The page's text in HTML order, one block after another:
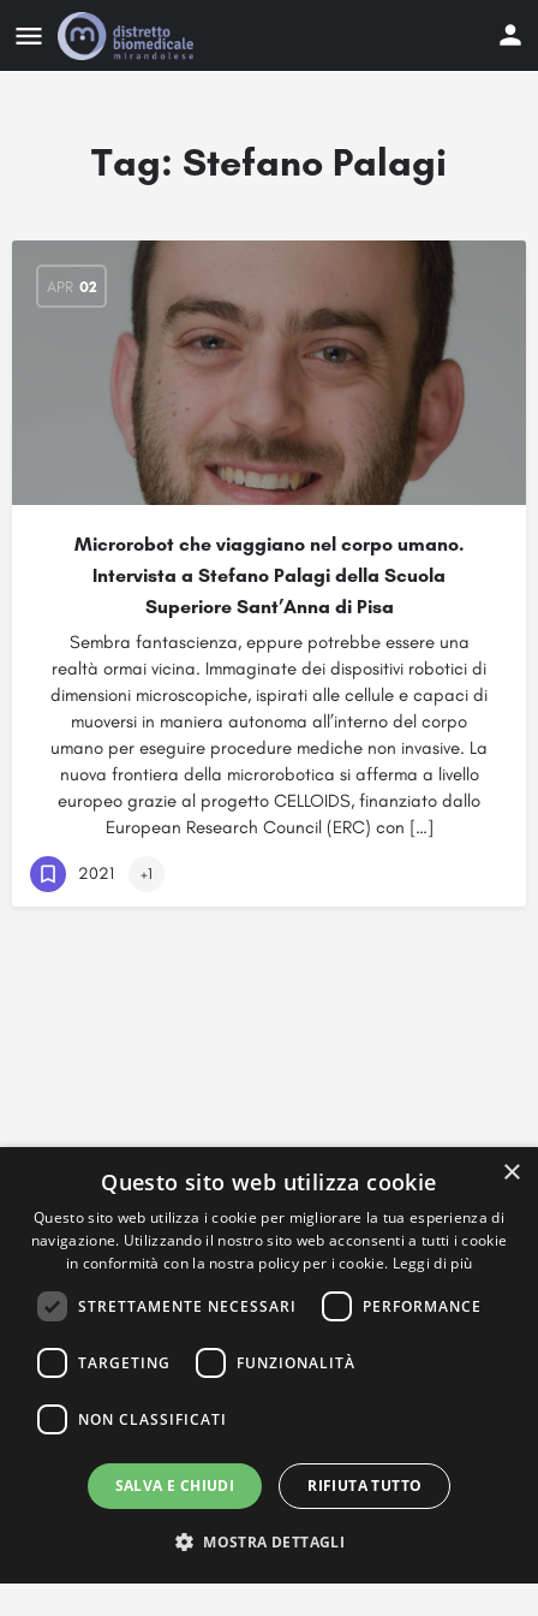
Tag: Stefano Palagi
APR 02
Microrobot che viaggiano nel corpo umano.
Intervista a Stefano Palagi della Scuola
Superiore Sant’Anna di Pisa
Sembra fantascienza, eppure potrebbe essere una
realtà ormai vicina. Immaginate dei dispositivi robotici di
dimensioni microscopiche, ispirati alle cellule e capaci di
muoversi in maniera autonoma all’interno del corpo
umano per eseguire procedure mediche non invasive. La
nuova frontiera della microrobotica si afferma a livello
europeo grazie al progetto CELLOIDS, finanziato dallo
European Research Council (ERC) con […]
2021 +1
×
Questo sito web utilizza cookie
Questo sito web utilizza i cookie per migliorare la tua esperienza di
navigazione. Utilizzando il nostro sito web acconsenti a tutti i cookie
in conformità con la nostra policy per i cookie. Leggi di più
STRETTAMENTE NECESSARI PERFORMANCE
TARGETING FUNZIONALITÀ
NON CLASSIFICATI
SALVA E CHIUDI RIFIUTA TUTTO
MOSTRA DETTAGLI